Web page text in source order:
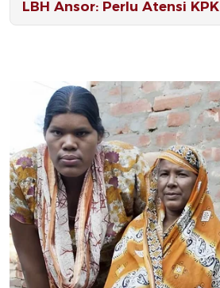
LBH Ansor: Perlu Atensi KPK